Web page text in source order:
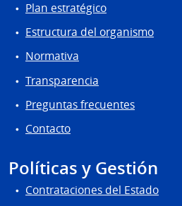
Plan estratégico
Estructura del organismo
Normativa
Transparencia
Preguntas frecuentes
Contacto
Políticas y Gestión
Contrataciones del Estado